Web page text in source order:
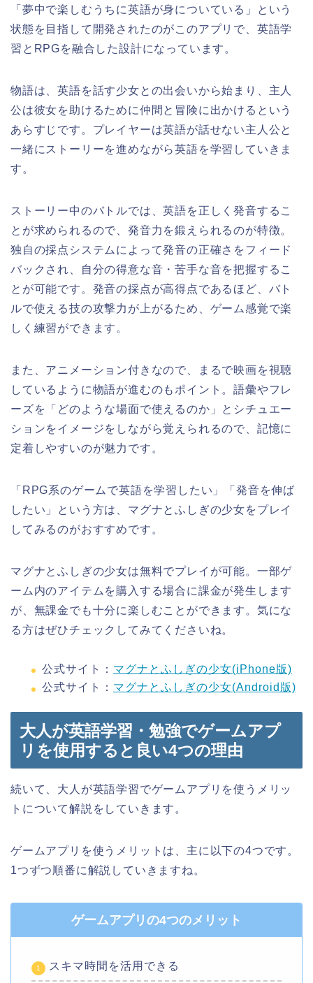
「夢中で楽しむうちに英語が身についている」という
状態を目指して開発されたのがこのアプリで、英語学
習とRPGを融合した設計になっています。
物語は、英語を話す少女との出会いから始まり、主人
公は彼女を助けるために仲間と冒険に出かけるという
あらすじです。プレイヤーは英語が話せない主人公と
一緒にストーリーを進めながら英語を学習していきま
す。
ストーリー中のバトルでは、英語を正しく発音するこ
とが求められるので、発音力を鍛えられるのが特徴。
独自の採点システムによって発音の正確さをフィード
バックされ、自分の得意な音・苦手な音を把握するこ
とが可能です。発音の採点が高得点であるほど、バト
ルで使える技の攻撃力が上がるため、ゲーム感覚で楽
しく練習ができます。
また、アニメーション付きなので、まるで映画を視聴
しているように物語が進むのもポイント。語彙やフレ
ーズを「どのような場面で使えるのか」とシチュエー
ションをイメージをしながら覚えられるので、記憶に
定着しやすいのが魅力です。
「RPG系のゲームで英語を学習したい」「発音を伸ば
したい」という方は、マグナとふしぎの少女をプレイ
してみるのがおすすめです。
マグナとふしぎの少女は無料でプレイが可能。一部ゲ
ーム内のアイテムを購入する場合に課金が発生します
が、無課金でも十分に楽しむことができます。気にな
る方はぜひチェックしてみてくださいね。
公式サイト： マグナとふしぎの少女(iPhone版)
公式サイト： マグナとふしぎの少女(Android版)
大人が英語学習・勉強でゲームアプ
リを使用すると良い4つの理由
続いて、大人が英語学習でゲームアプリを使うメリッ
トについて解説をしていきます。
ゲームアプリを使うメリットは、主に以下の4つです。
1つずつ順番に解説していきますね。
ゲームアプリの4つのメリット
スキマ時間を活用できる